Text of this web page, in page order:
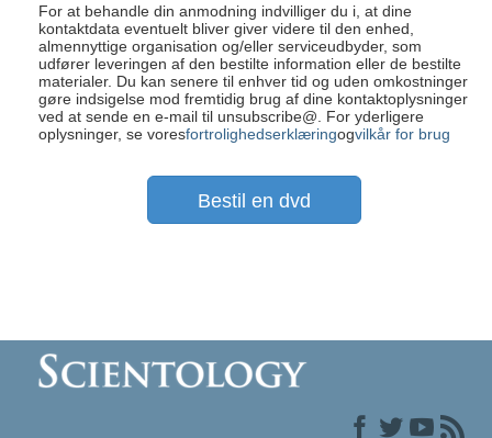
For at behandle din anmodning indvilliger du i, at dine
kontaktdata eventuelt bliver giver videre til den enhed,
almennyttige organisation og/eller serviceudbyder, som
udfører leveringen af den bestilte information eller de bestilte
materialer. Du kan senere til enhver tid og uden omkostninger
gøre indsigelse mod fremtidig brug af dine kontaktoplysninger
ved at sende en e-mail til unsubscribe@ . For yderligere
oplysninger, se voresfortrolighedserklæringogvilkår for brug
Bestil en dvd